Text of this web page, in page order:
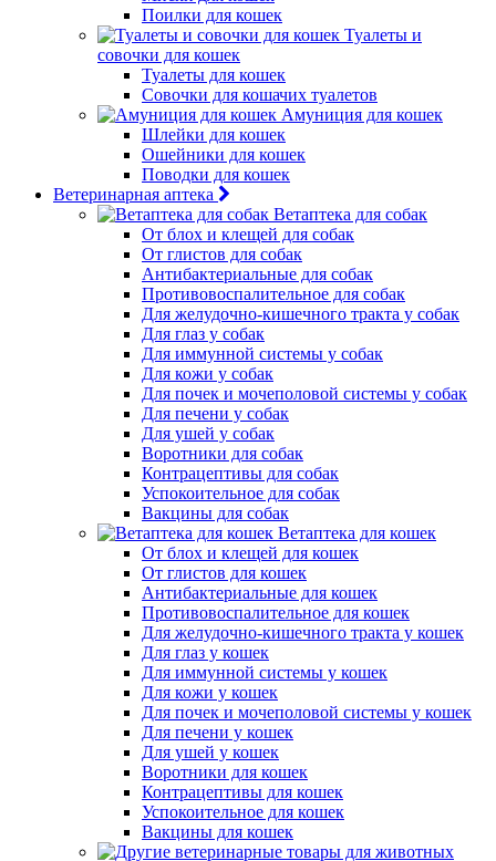
Поилки для кошек
Туалеты и
совочки для кошек
Туалеты для кошек
Совочки для кошачих туалетов
Амуниция для кошек
Шлейки для кошек
Ошейники для кошек
Поводки для кошек
Ветеринарная аптека
Ветаптека для собак
От блох и клещей для собак
От глистов для собак
Антибактериальные для собак
Противовоспалительное для собак
Для желудочно-кишечного тракта у собак
Для глаз у собак
Для иммунной системы у собак
Для кожи у собак
Для почек и мочеполовой системы у собак
Для печени у собак
Для ушей у собак
Воротники для собак
Контрацептивы для собак
Успокоительное для собак
Вакцины для собак
Ветаптека для кошек
От блох и клещей для кошек
От глистов для кошек
Антибактериальные для кошек
Противовоспалительное для кошек
Для желудочно-кишечного тракта у кошек
Для глаз у кошек
Для иммунной системы у кошек
Для кожи у кошек
Для почек и мочеполовой системы у кошек
Для печени у кошек
Для ушей у кошек
Воротники для кошек
Контрацептивы для кошек
Успокоительное для кошек
Вакцины для кошек